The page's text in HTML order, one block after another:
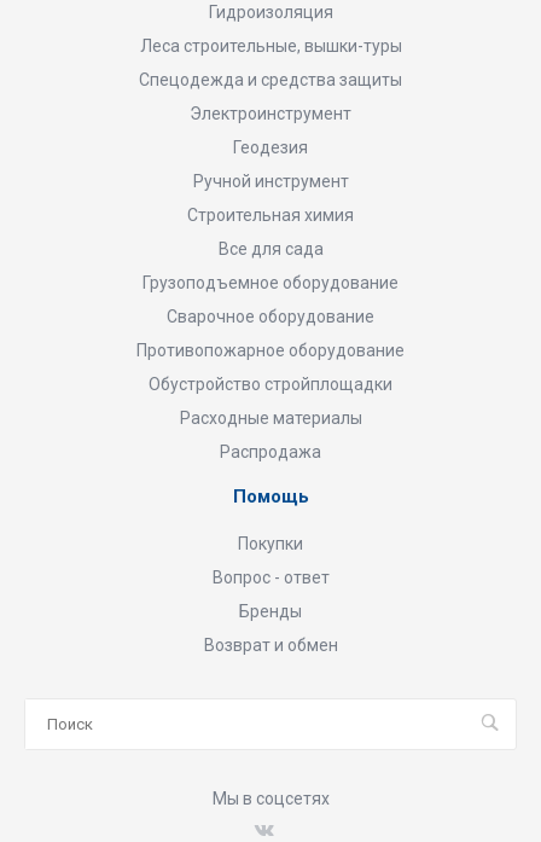
Гидроизоляция
Леса строительные, вышки-туры
Спецодежда и средства защиты
Электроинструмент
Геодезия
Ручной инструмент
Строительная химия
Все для сада
Грузоподъемное оборудование
Сварочное оборудование
Противопожарное оборудование
Обустройство стройплощадки
Расходные материалы
Распродажа
Помощь
Покупки
Вопрос - ответ
Бренды
Возврат и обмен
Мы в соцсетях